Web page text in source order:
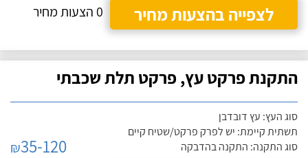
לצפייה בהצעות מחיר
0 הצעות מחיר
התקנת פרקט עץ, פרקט תלת שכבתי
סוג העץ: עץ דובדבן
תשתית קיימת: יש לפרק פרקט/שטיח קיים
סוג התקנה: התקנה בהדבקה
₪35-120